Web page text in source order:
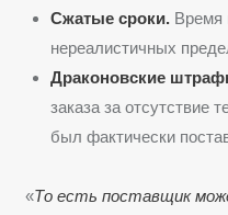
Сжатые сроки.Время
нереалистичных
Драконовские
заказа за отсутствие
был фактически
«То есть поставщик